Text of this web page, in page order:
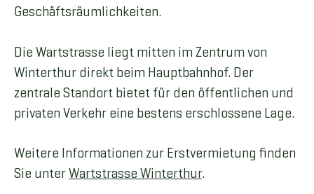
Geschäftsräumlichkeiten.
Die Wartstrasse liegt mitten im Zentrum von
Winterthur direkt beim Hauptbahnhof. Der
zentrale Standort bietet für den öffentlichen und
privaten Verkehr eine bestens erschlossene Lage.
Weitere Informationen zur Erstvermietung finden
Sie unterWartstrasse Winterthur.